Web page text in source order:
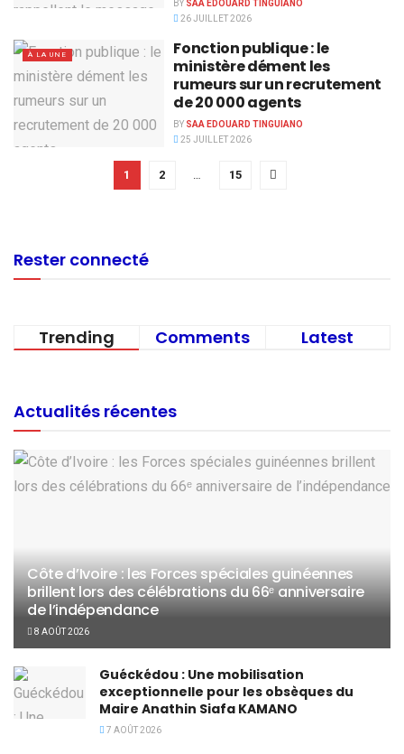
BY SAA EDOUARD TINGUIANO
26 JUILLET 2026
À LA UNE
Fonction publique : le
ministère dément les
rumeurs sur un recrutement
de 20 000 agents
BY SAA EDOUARD TINGUIANO
25 JUILLET 2026
1 2 … 15
Rester connecté
Trending Comments Latest
Actualités récentes
Côte d’Ivoire : les Forces spéciales guinéennes
brillent lors des célébrations du 66ᵉ anniversaire
de l’indépendance
8 AOÛT 2026
Guéckédou : Une mobilisation
exceptionnelle pour les obsèques du
Maire Anathin Siafa KAMANO
7 AOÛT 2026